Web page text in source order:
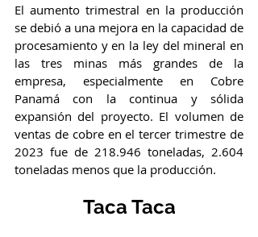
El aumento trimestral en la producción
se debió a una mejora en la capacidad de
procesamiento y en la ley del mineral en
las tres minas más grandes de la
empresa, especialmente en Cobre
Panamá con la continua y sólida
expansión del proyecto. El volumen de
ventas de cobre en el tercer trimestre de
2023 fue de 218.946 toneladas, 2.604
toneladas menos que la producción.
Taca Taca